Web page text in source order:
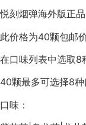
悦刻烟弹海外版正品
此价格为40颗包邮价
在口味列表中选取8
40颗最多可选择8种
口味：